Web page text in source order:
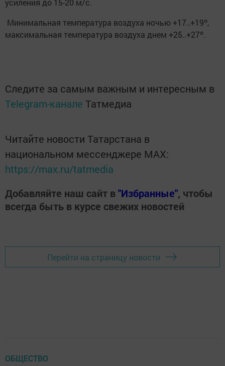
усиления до 15-20 м/с.
Минимальная температура воздуха ночью +17..+19º,
максимальная температура воздуха днем +25..+27º.
Следите за самым важным и интересным в
Telegram-канале Татмедиа
Читайте новости Татарстана в
национальном мессенджере MАХ:
https://max.ru/tatmedia
Добавляйте наш сайт в"Избранные", чтобы
всегда быть в курсе свежих новостей
Перейти на страницу новости
ОБЩЕСТВО